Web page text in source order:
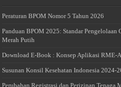
Peraturan BPOM Nomor 5 Tahun 2026
Panduan BPOM 2025: Standar
Merah Putih
Download E-Book : Konsep Aplikasi RME-
Susunan Konsil Kesehatan Indonesia 2024-
Perubahan Registrasi dan Perizinan Tenaga